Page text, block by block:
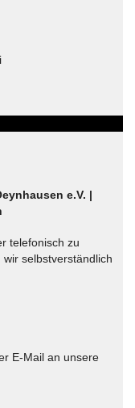
e.V. |
telefonisch zu
selbstverständlich
E-Mail an unsere